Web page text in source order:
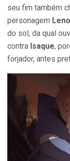
seu fim também
personagem
do sol, da qual
contra Isaque,
forjador, antes